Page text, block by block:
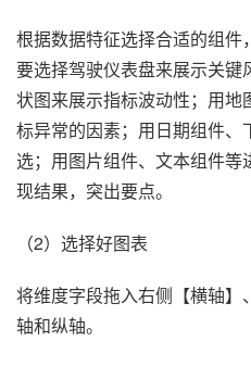
根据数据特征选择合适的组
要选择驾驶仪表盘来展示关
状图来展示指标波动性；用
标异常的因素；用日期组件、
选；用图片组件、文本组件
现结果，突出要点。
（2）选择好图表
将维度字段拖入右侧【横轴
轴和纵轴。